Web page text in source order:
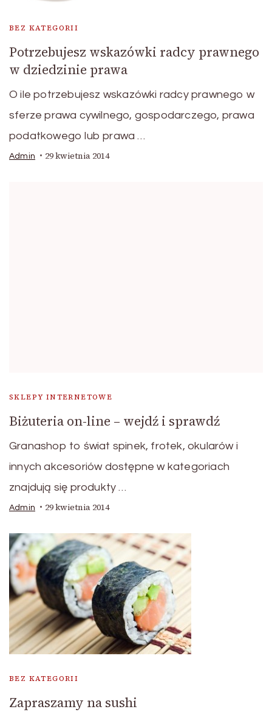
BEZ KATEGORII
Potrzebujesz wskazówki radcy prawnego
w dziedzinie prawa
O ile potrzebujesz wskazówki radcy prawnego w
sferze prawa cywilnego, gospodarczego, prawa
podatkowego lub prawa …
Admin 29 kwietnia 2014
SKLEPY INTERNETOWE
Biżuteria on-line – wejdź i sprawdź
Granashop to świat spinek, frotek, okularów i
innych akcesoriów dostępne w kategoriach
znajdują się produkty …
Admin 29 kwietnia 2014
BEZ KATEGORII
Zapraszamy na sushi